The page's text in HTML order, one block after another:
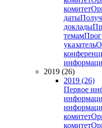
комитет
даты
доклады
темам
указатель
2019 (26)
2019 (26)
Первое
комитет
комитет